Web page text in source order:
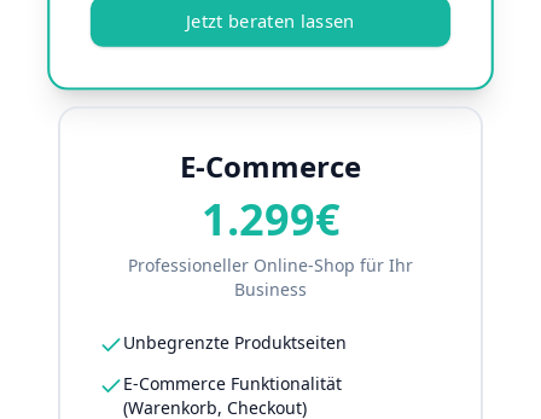
Jetzt beraten lassen
E-Commerce
1.299€
Professioneller Online-Shop für Ihr
Business
Unbegrenzte Produktseiten
E-Commerce Funktionalität
(Warenkorb, Checkout)